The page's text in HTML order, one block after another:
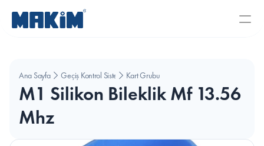
Ana Sayfa Geçiş Kontrol SistemleriKart Grubu
M1 Silikon Bileklik Mf 13.56
Mhz